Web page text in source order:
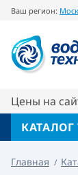
Ваш регион:
Цены на
Главная